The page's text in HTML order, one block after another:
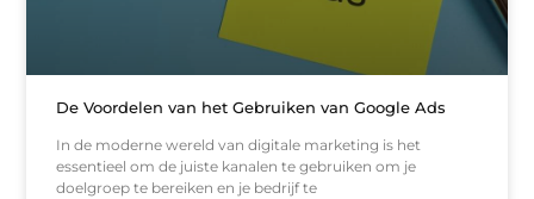
De Voordelen van het Gebruiken van Google Ads
In de moderne wereld van digitale marketing is het
essentieel om de juiste kanalen te gebruiken om je
doelgroep te bereiken en je bedrijf te